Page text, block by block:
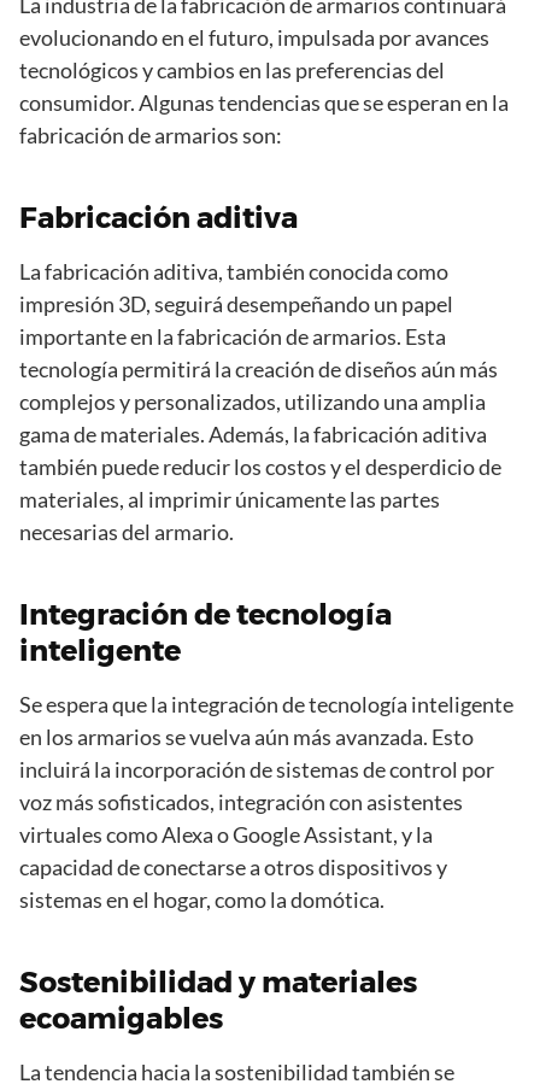
evolucionando en el futuro, impulsada por avances
tecnológicos y cambios en las preferencias del
consumidor. Algunas tendencias que se esperan en la
fabricación de armarios son:
Fabricación aditiva
La fabricación aditiva, también conocida como
impresión 3D, seguirá desempeñando un papel
importante en la fabricación de armarios. Esta
tecnología permitirá la creación de diseños aún más
complejos y personalizados, utilizando una amplia
gama de materiales. Además, la fabricación aditiva
también puede reducir los costos y el desperdicio de
materiales, al imprimir únicamente las partes
necesarias del armario.
Integración de tecnología
inteligente
Se espera que la integración de tecnología inteligente
en los armarios se vuelva aún más avanzada. Esto
incluirá la incorporación de sistemas de control por
voz más sofisticados, integración con asistentes
virtuales como Alexa o Google Assistant, y la
capacidad de conectarse a otros dispositivos y
sistemas en el hogar, como la domótica.
Sostenibilidad y materiales
ecoamigables
La tendencia hacia la sostenibilidad también se